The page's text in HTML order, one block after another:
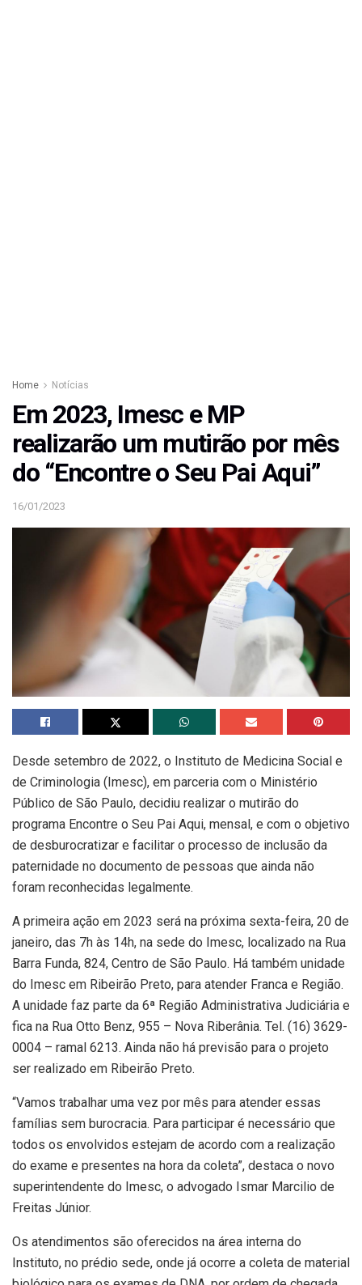
Home Notícias
Em 2023, Imesc e MP
realizarão um mutirão por mês
do “Encontre o Seu Pai Aqui”
16/01/2023
Desde setembro de 2022, o Instituto de Medicina Social e
de Criminologia (Imesc), em parceria com o Ministério
Público de São Paulo, decidiu realizar o mutirão do
programa Encontre o Seu Pai Aqui, mensal, e com o objetivo
de desburocratizar e facilitar o processo de inclusão da
paternidade no documento de pessoas que ainda não
foram reconhecidas legalmente.
A primeira ação em 2023 será na próxima sexta-feira, 20 de
janeiro, das 7h às 14h, na sede do Imesc, localizado na Rua
Barra Funda, 824, Centro de São Paulo. Há também unidade
do Imesc em Ribeirão Preto, para atender Franca e Região.
A unidade faz parte da 6ª Região Administrativa Judiciária e
fica na Rua Otto Benz, 955 – Nova Riberânia. Tel. (16) 3629-
0004 – ramal 6213. Ainda não há previsão para o projeto
ser realizado em Ribeirão Preto.
“Vamos trabalhar uma vez por mês para atender essas
famílias sem burocracia. Para participar é necessário que
todos os envolvidos estejam de acordo com a realização
do exame e presentes na hora da coleta”, destaca o novo
superintendente do Imesc, o advogado Ismar Marcilio de
Freitas Júnior.
Os atendimentos são oferecidos na área interna do
Instituto, no prédio sede, onde já ocorre a coleta de material